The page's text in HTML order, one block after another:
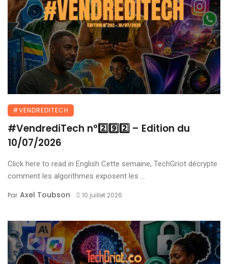
#VENDREDITECH
#VendrediTech n°2️⃣9️⃣2️⃣ – Edition du
10/07/2026
Click here to read in English Cette semaine, TechGriot décrypte
comment les algorithmes exposent les ...
Par Axel Toubson 10 juillet 2026